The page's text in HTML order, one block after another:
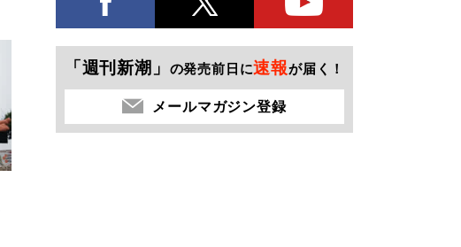
「週刊新潮」 の発売前日に速報が届く！
メールマガジン登録